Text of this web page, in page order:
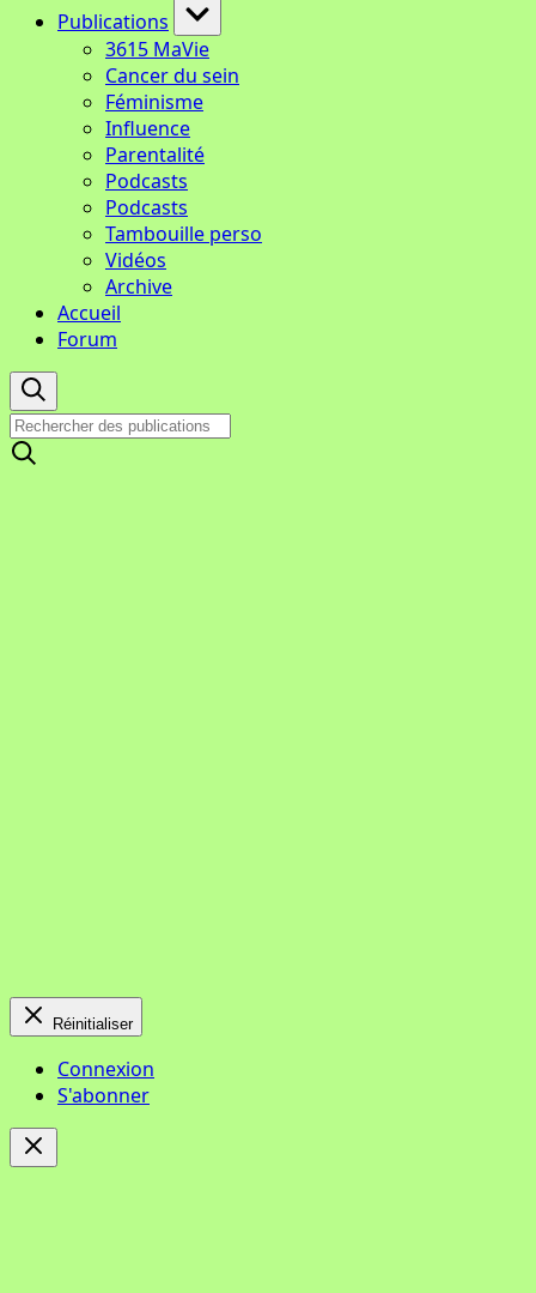
Publications
3615 MaVie
Cancer du sein
Féminisme
Influence
Parentalité
Podcasts
Podcasts
Tambouille perso
Vidéos
Archive
Accueil
Forum
Réinitialiser
Connexion
S'abonner